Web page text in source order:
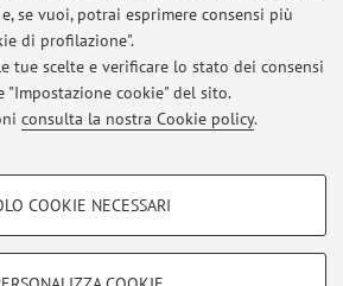
se vuoi, potrai esprimere consensi più
di profilazione".
tue scelte e verificare lo stato dei consensi
"Impostazione cookie" del sito.
consulta la nostra Cookie policy.
- FACOLTATIVI
COOKIE NECESSARI
In evidenza
della tesi di laurea
tutti i contenuti del sito.